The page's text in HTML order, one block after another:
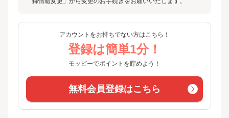
アカウントをお持ちでない方はこちら！
登録は簡単1分！
モッピーでポイントを貯めよう！
無料会員登録はこちら